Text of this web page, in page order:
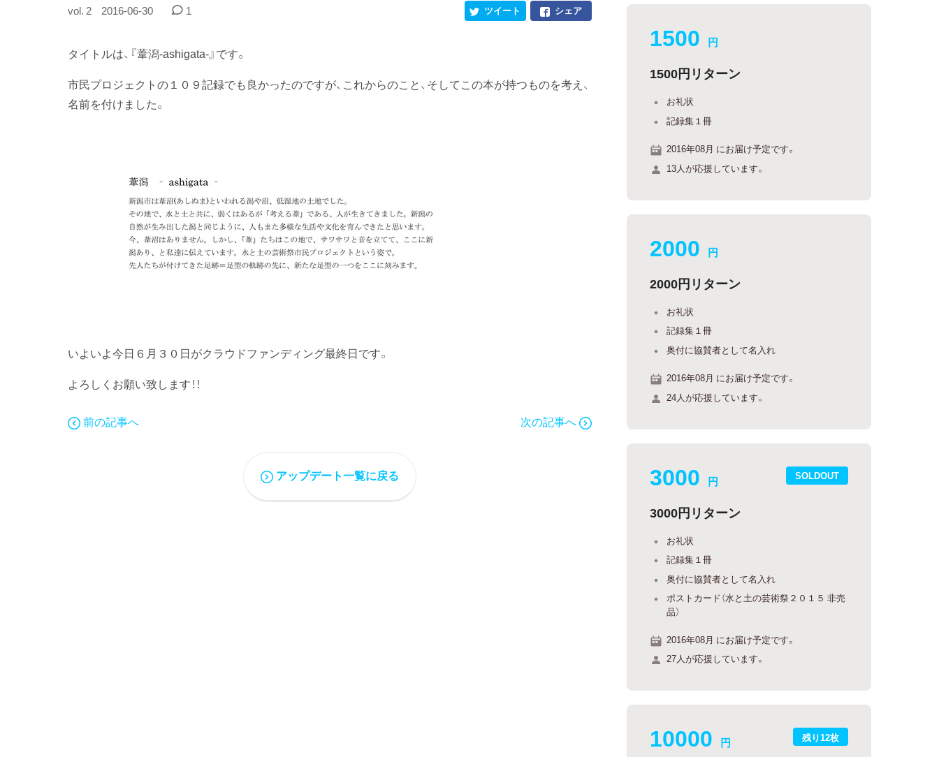
vol. 2 2016-06-30 1 シェア
ツイート
タイトルは、『葦潟-ashigata-』です。
市民プロジェクトの１０９記録でも良かったのですが、これからのこと、そしてこの本が持つものを考え、
名前を付けました。
いよいよ今日６月３０日がクラウドファンディング最終日です。
よろしくお願い致します！！
前の記事へ 次の記事へ
アップデート一覧に戻る
1500 円
1500円リターン
お礼状
記録集１冊
2016年08月 にお届け予定です。
13人が応援しています。
2000 円
2000円リターン
お礼状
記録集１冊
奥付に協賛者として名入れ
2016年08月 にお届け予定です。
24人が応援しています。
SOLDOUT
3000 円
3000円リターン
お礼状
記録集１冊
奥付に協賛者として名入れ
ポストカード（水と土の芸術祭２０１５ 非売
品）
2016年08月 にお届け予定です。
27人が応援しています。
残り12枚
10000 円